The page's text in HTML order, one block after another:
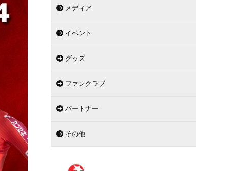
メディア
イベント
グッズ
ファンクラブ
パートナー
その他